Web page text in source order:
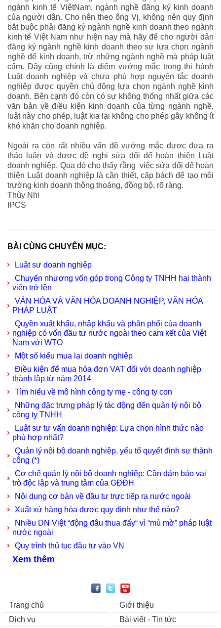
ngành kinh tế ViệtNam, ngành nghề đăng ký kinh doanh
của người dân. Cho nên theo ông Vị, không nên quy định
bắt buộc phải đăng ký ngành nghề kinh doanh theo ngành
kinh tế Việt Nam như hiện nay mà hãy để cho người dân
đăng ký ngành nghề kinh doanh theo sự lựa chọn ngành
nghề để kinh doanh, trừ những ngành nghề mà pháp luật
cấm. Đây cũng chính là điểm vướng mắc trong thi hành
Luật doanh nghiệp và chưa phù hợp nguyên tắc doanh
nghiệp được quyền chủ động lựa chọn ngành nghề kinh
doanh. Bên cạnh đó còn có sự không thống nhất giữa các
văn bản về điều kiện kinh doanh của từng ngành nghề,
luật này cho phép, luật kia lại không cho phép gây không ít
khó khăn cho doanh nghiệp.
Ngoài ra còn rất nhiều vấn đề vướng mắc được đưa ra
thảo luận và được đề nghị sửa đổi để hoàn thiện Luật
doanh nghiệp. Qua đó cho thấy rằng việc sửa đổi để hoàn
thiện Luật doanh nghiệp là cần thiết, cấp bách để tạo môi
trường kinh doanh thông thoáng, đồng bộ, rõ ràng.
Thùy Nhi
IPCS
BÀI CÙNG CHUYÊN MỤC:
Luật sư doanh nghiệp
Chuyển nhượng vốn góp trong Công ty TNHH hai thành
viên trở lên
VĂN HÓA VÀ VĂN HÓA DOANH NGHIỆP, VĂN HÓA
PHÁP LUẬT
Quyền xuất khẩu, nhập khẩu và phân phối của doanh
nghiệp có vốn đầu tư nước ngoài theo cam kết của Việt
Nam với WTO
Một số kiểu mua lại doanh nghiệp
Điều kiện để mua hóa đơn VAT đối với doanh nghiệp
thành lập từ năm 2014
Tìm hiểu về mô hình công ty mẹ - công ty con
Những đặc trưng pháp lý tác động đến quản lý nội bộ
công ty TNHH
Luật sư tư vấn doanh nghiệp: Lựa chọn hình thức nào
phù hợp nhất?
Quản lý nội bộ doanh nghiệp, yếu tố quyết định sự thành
công (*)
Cơ chế quản lý nội bộ doanh nghiệp: Cần đảm bảo vai
trò độc lập và trung tâm của GĐĐH
Nội dung cơ bản về đầu tư trực tiếp ra nước ngoài
Xuất xứ hàng hóa được quy định như thế nào?
Nhiều DN Việt “động đâu thua đấy“ vì “mù mờ” pháp luật
nước ngoài
Quy trình thủ tục đầu tư vào VN
Xem thêm
Trang chủ
Giới thiệu
Dịch vụ
Bài viết - Tin tức